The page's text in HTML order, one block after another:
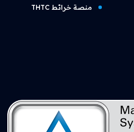
منصة خرائط THTC